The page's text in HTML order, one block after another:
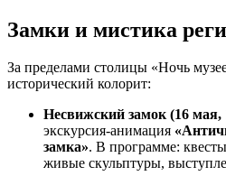
Замки и мистика
За пределами столицы «Ночь
исторический колорит:
Несвижский замок (16 мая,
экскурсия-анимация
замка». В программе:
живые скульптуры,